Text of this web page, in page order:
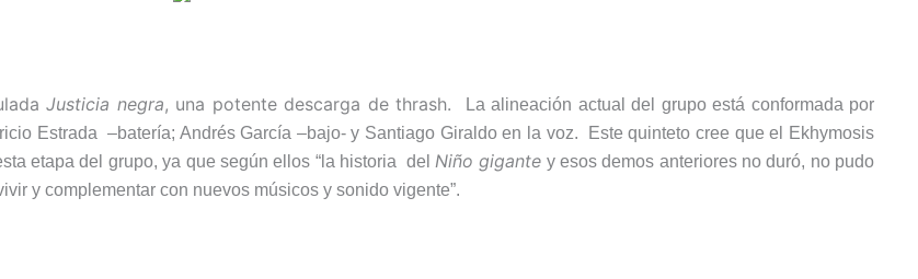
Justicia negra, una potente descarga de thrash.
La alineación actual del grupo está conformada por
Estrada –batería; Andrés García –bajo- y Santiago Giraldo en la voz. Este quinteto cree que el Ekhymosis
etapa del grupo, ya que según ellos “la historia del Niño gigante y esos demos anteriores no duró, no pudo
y complementar con nuevos músicos y sonido vigente”.